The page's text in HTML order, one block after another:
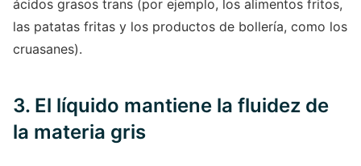
ácidos grasos trans (por ejemplo, los alimentos fritos,
las patatas fritas y los productos de bollería, como los
cruasanes).
3. El líquido mantiene la fluidez de
la materia gris